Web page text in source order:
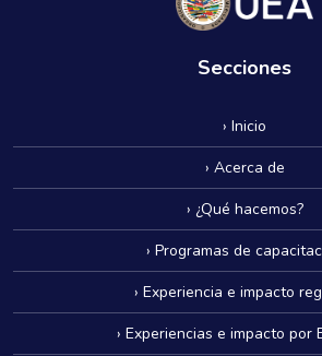
Secciones
› Inicio
› Acerca de
› ¿Qué hacemos?
› Programas de
› Experiencia e impacto
› Experiencias e impacto por